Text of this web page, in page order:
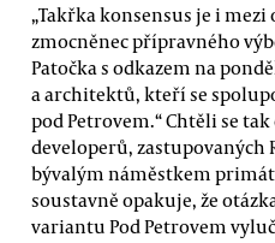
„Takřka konsensus je i
zmocněnec přípravného
Patočka s odkazem na
a architektů, kteří se
pod Petrovem.“ Chtěli se
developerů, zastupovaných
bývalým náměstkem
soustavně opakuje, že
variantu Pod Petrovem